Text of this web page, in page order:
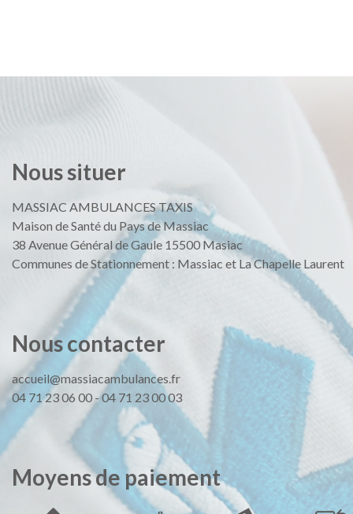
Noussituer
MASSIAC AMBULANCES TAXIS
Maison de Santé du Pays de Massiac
38 Avenue Général de Gaule 15500 Masiac
Communes de Stationnement : Massiac et La Chapelle Laurent
Nouscontacter
accueil@massiacambulances.fr
04 71 23 06 00 -04 71 23 00 03
Moyensde paiement